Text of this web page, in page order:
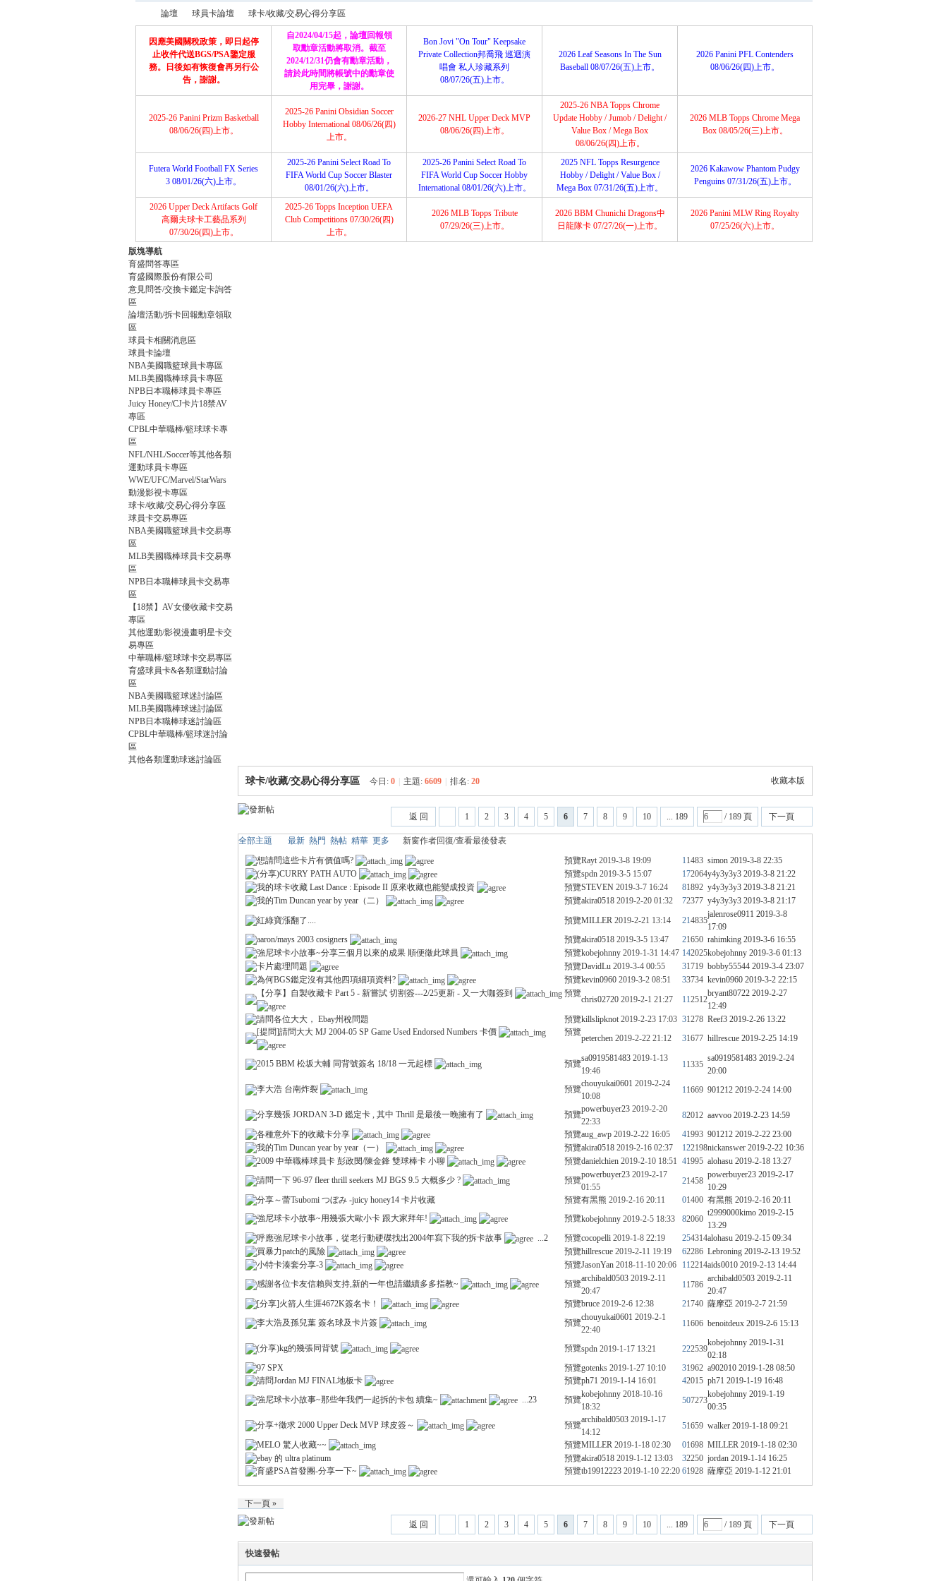
索
球
員
卡
»
論壇
›
球員卡論壇
›
球卡/收藏/交易心得分享區
因應美國關稅政策，即日起停
止收件代送BGS/PSA鑒定服
務。日後如有恢復會再另行公
告，謝謝。
自2024/04/15起，論壇回報領
取勳章活動將取消。截至
2024/12/31仍會有勳章活動，
請於此時間將帳號中的勳章使
用完畢，謝謝。
Bon Jovi "On Tour" Keepsake
Private Collection邦喬飛 巡迴演
唱會 私人珍藏系列
08/07/26(五)上市。
2026 Leaf Seasons In The Sun
Baseball 08/07/26(五)上市。
2026 Panini PFL Contenders
08/06/26(四)上市。
2025-26 Panini Prizm Basketball
08/06/26(四)上市。
2025-26 Panini Obsidian Soccer
Hobby International 08/06/26(四)
上市。
2026-27 NHL Upper Deck MVP
08/06/26(四)上市。
2025-26 NBA Topps Chrome
Update Hobby / Jumob / Delight /
Value Box / Mega Box
08/06/26(四)上市。
2026 MLB Topps Chrome Mega
Box 08/05/26(三)上市。
Futera World Football FX Series
3 08/01/26(六)上市。
2025-26 Panini Select Road To
FIFA World Cup Soccer Blaster
08/01/26(六)上市。
2025-26 Panini Select Road To
FIFA World Cup Soccer Hobby
International 08/01/26(六)上市。
2025 NFL Topps Resurgence
Hobby / Delight / Value Box /
Mega Box 07/31/26(五)上市。
2026 Kakawow Phantom Pudgy
Penguins 07/31/26(五)上市。
2026 Upper Deck Artifacts Golf
高爾夫球卡工藝品系列
07/30/26(四)上市。
2025-26 Topps Inception UEFA
Club Competitions 07/30/26(四)
上市。
2026 MLB Topps Tribute
07/29/26(三)上市。
2026 BBM Chunichi Dragons中
日龍隊卡 07/27/26(一)上市。
2026 Panini MLW Ring Royalty
07/25/26(六)上市。
版塊導航
育盛問答專區
育盛國際股份有限公司
意見問答/交換卡鑑定卡詢答
區
論壇活動/拆卡回報勳章領取
區
球員卡相關消息區
球員卡論壇
NBA美國職籃球員卡專區
MLB美國職棒球員卡專區
NPB日本職棒球員卡專區
Juicy Honey/CJ卡片18禁AV
專區
CPBL中華職棒/籃球球卡專
區
NFL/NHL/Soccer等其他各類
運動球員卡專區
WWE/UFC/Marvel/StarWars
動漫影視卡專區
球卡/收藏/交易心得分享區
球員卡交易專區
NBA美國職籃球員卡交易專
區
MLB美國職棒球員卡交易專
區
NPB日本職棒球員卡交易專
區
【18禁】AV女優收藏卡交易
專區
其他運動/影視漫畫明星卡交
易專區
中華職棒/籃球球卡交易專區
育盛球員卡&各類運動討論
區
NBA美國職籃球迷討論區
MLB美國職棒球迷討論區
NPB日本職棒球迷討論區
CPBL中華職棒/籃球迷討論
區
其他各類運動球迷討論區
收藏本版
球卡/收藏/交易心得分享區 今日: 0 主題: 6609 排名: 20
1 2 3 4 5 6 7 8 9 10 ... 189 / 189 頁 下一頁
返 回
新窗
全部主題 最新 熱門 熱帖 精華 更多 作者回復/查看最後發表
預覽
想請問這些卡片有價值嗎? Rayt 2019-3-8 19:09 11483 simon 2019-3-8 22:35
預覽
(分享)CURRY PATH AUTO spdn 2019-3-5 15:07 172064y4y3y3y3 2019-3-8 21:22
預覽
我的球卡收藏 Last Dance : Episode II 原來收藏也能變成投資 STEVEN 2019-3-7 16:24 81892 y4y3y3y3 2019-3-8 21:21
預覽
我的Tim Duncan year by year（二） akira0518 2019-2-20 01:32 72377 y4y3y3y3 2019-3-8 21:17
預覽
紅綠寶漲翻了.... MILLER 2019-2-21 13:14 214835
jalenrose0911 2019-3-8
17:09
預覽
aaron/mays 2003 cosigners akira0518 2019-3-5 13:47 21650 rahimking 2019-3-6 16:55
預覽
強尼球卡小故事~分享三個月以來的成果 順便徵此球員 kobejohnny 2019-1-31 14:47 142025kobejohnny 2019-3-6 01:13
預覽
卡片處理問題 DavidLu 2019-3-4 00:55 31719 bobby55544 2019-3-4 23:07
預覽
為何BGS鑑定沒有其他四項細項資料? kevin0960 2019-3-2 08:51 33734 kevin0960 2019-3-2 22:15
預覽
【分享】自製收藏卡 Part 5 - 新嘗試 切割簽---2/25更新 - 又一大咖簽到
chris02720 2019-2-1 21:27 112512
bryant80722 2019-2-27
12:49
預覽
請問各位大大， Ebay州稅問題 killslipknot 2019-2-23 17:03 31278 Reef3 2019-2-26 13:22
預覽
[提問]請問大大 MJ 2004-05 SP Game Used Endorsed Numbers 卡價
peterchen 2019-2-22 21:12 31677 hillrescue 2019-2-25 14:19
預覽
2015 BBM 松坂大輔 同背號簽名 18/18 一元起標
sa0919581483 2019-1-13
19:46
11335
sa0919581483 2019-2-24
20:00
預覽
李大浩 台南炸裂
chouyukai0601 2019-2-24
10:08
11669 901212 2019-2-24 14:00
預覽
分享幾張 JORDAN 3-D 鑑定卡 , 其中 Thrill 是最後一晚擁有了
powerbuyer23 2019-2-20
22:33
82012 aavvoo 2019-2-23 14:59
預覽
各種意外下的收藏卡分享 aug_awp 2019-2-22 16:05 41993 901212 2019-2-22 23:00
預覽
我的Tim Duncan year by year（一） akira0518 2019-2-16 02:37 122198nickanswer 2019-2-22 10:36
預覽
2009 中華職棒球員卡 彭政閔/陳金鋒 雙球棒卡 小聊 danielchien 2019-2-10 18:51 41995 alohasu 2019-2-18 13:27
預覽
請問一下 96-97 fleer thrill seekers MJ BGS 9.5 大概多少 ?
powerbuyer23 2019-2-17
01:55
21458
powerbuyer23 2019-2-17
10:29
預覽
分享～蕾Tsubomi つぼみ -juicy honey14 卡片收藏 有黑熊 2019-2-16 20:11 01400 有黑熊 2019-2-16 20:11
預覽
強尼球卡小故事~用幾張大歐小卡 跟大家拜年! kobejohnny 2019-2-5 18:33 82060
t2999000kimo 2019-2-15
13:29
預覽
呼應強尼球卡小故事，從老行動硬碟找出2004年寫下我的拆卡故事 ...2 cocopelli 2019-1-8 22:19 254314alohasu 2019-2-15 09:34
預覽
買暴力patch的風險 hillrescue 2019-2-11 19:19 62286 Lebroning 2019-2-13 19:52
預覽
小特卡湊套分享-3 JasonYan 2018-11-10 20:06 112214aids0010 2019-2-13 14:44
預覽
感謝各位卡友信賴與支持,新的一年也請繼續多多指教~
archibald0503 2019-2-11
20:47
11786
archibald0503 2019-2-11
20:47
預覽
[分享]火箭人生涯4672K簽名卡！ bruce 2019-2-6 12:38 21740 薩摩亞 2019-2-7 21:59
預覽
李大浩及孫兒葉 簽名球及卡片簽
chouyukai0601 2019-2-1
22:40
11606 benoitdeux 2019-2-6 15:13
預覽
(分享)kg的幾張同背號 spdn 2019-1-17 13:21 222539
kobejohnny 2019-1-31
02:18
預覽
97 SPX gotenks 2019-1-27 10:10 31962 a902010 2019-1-28 08:50
預覽
請問Jordan MJ FINAL地板卡 ph71 2019-1-14 16:01 42015 ph71 2019-1-19 16:48
預覽
強尼球卡小故事~那些年我們一起拆的卡包 續集~ ...23
kobejohnny 2018-10-16
18:32
507273
kobejohnny 2019-1-19
00:35
預覽
分享+徵求 2000 Upper Deck MVP 球皮簽～
archibald0503 2019-1-17
14:12
51659 walker 2019-1-18 09:21
預覽
MELO 驚人收藏~~ MILLER 2019-1-18 02:30 01698 MILLER 2019-1-18 02:30
預覽
ebay 的 ultra platinum akira0518 2019-1-12 13:03 32250 jordan 2019-1-14 16:25
預覽
育盛PSA首發團-分享一下~ tb19912223 2019-1-10 22:20 61928 薩摩亞 2019-1-12 21:01
下一頁 »
1 2 3 4 5 6 7 8 9 10 ... 189 / 189 頁 下一頁
返 回
快速發帖